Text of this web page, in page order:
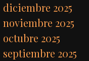
diciembre 2025
noviembre 2025
octubre 2025
septiembre 2025